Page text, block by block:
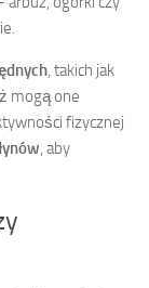
, takich jak
mogą one
fizycznej
, aby